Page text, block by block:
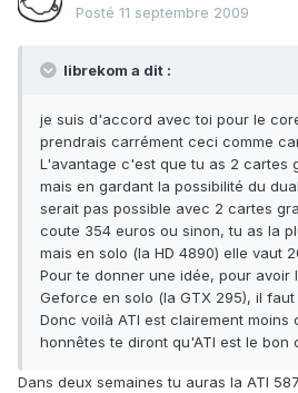
Posté 11 septembre 2009
librekom a dit :
je suis d'accord avec toi pour le
prendrais carrément ceci comme
L'avantage c'est que tu as 2 cartes
mais en gardant la possibilité du
serait pas possible avec 2 cartes
coute 354 euros ou sinon, tu as la
mais en solo (la HD 4890) elle vaut
Pour te donner une idée, pour avoir
Geforce en solo (la GTX 295), il faut
Donc voilà ATI est clairement moins
honnêtes te diront qu'ATI est le bon
Dans deux semaines tu auras la ATI